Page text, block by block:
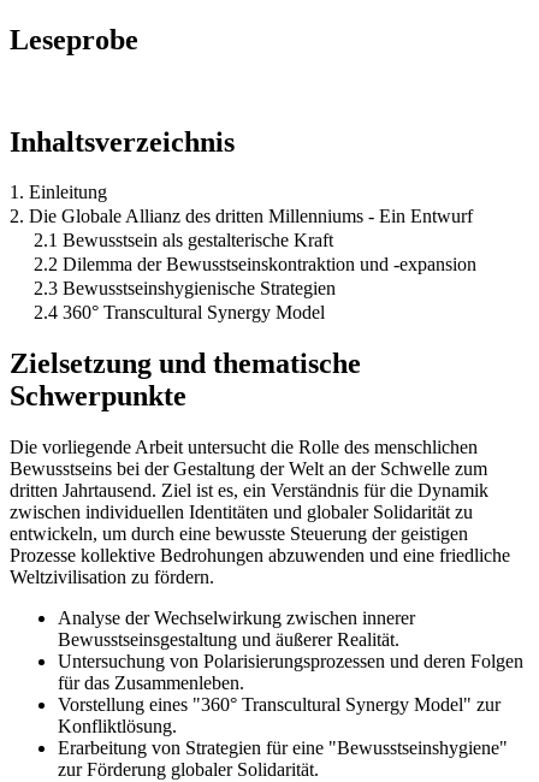
Leseprobe
Inhaltsverzeichnis
1. Einleitung
2. Die Globale Allianz des dritten Millenniums - Ein Entwurf
2.1 Bewusstsein als gestalterische Kraft
2.2 Dilemma der Bewusstseinskontraktion und -expansion
2.3 Bewusstseinshygienische Strategien
2.4 360° Transcultural Synergy Model
Zielsetzung und thematische
Schwerpunkte
Die vorliegende Arbeit untersucht die Rolle des menschlichen
Bewusstseins bei der Gestaltung der Welt an der Schwelle zum
dritten Jahrtausend. Ziel ist es, ein Verständnis für die Dynamik
zwischen individuellen Identitäten und globaler Solidarität zu
entwickeln, um durch eine bewusste Steuerung der geistigen
Prozesse kollektive Bedrohungen abzuwenden und eine friedliche
Weltzivilisation zu fördern.
Analyse der Wechselwirkung zwischen innerer
Bewusstseinsgestaltung und äußerer Realität.
Untersuchung von Polarisierungsprozessen und deren Folgen
für das Zusammenleben.
Vorstellung eines "360° Transcultural Synergy Model" zur
Konfliktlösung.
Erarbeitung von Strategien für eine "Bewusstseinshygiene"
zur Förderung globaler Solidarität.